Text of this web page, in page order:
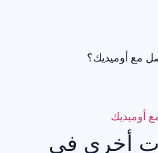
مع أوميديك؟
أوميديك
أخرى في